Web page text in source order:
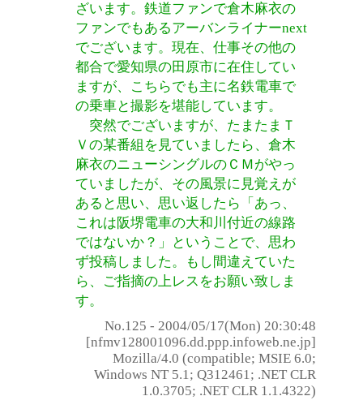
ざいます。鉄道ファンで倉木麻衣の
ファンでもあるアーバンライナーnext
でございます。現在、仕事その他の
都合で愛知県の田原市に在住してい
ますが、こちらでも主に名鉄電車で
の乗車と撮影を堪能しています。
突然でございますが、たまたまＴ
Ｖの某番組を見ていましたら、倉木
麻衣のニューシングルのＣＭがやっ
ていましたが、その風景に見覚えが
あると思い、思い返したら「あっ、
これは阪堺電車の大和川付近の線路
ではないか？」ということで、思わ
ず投稿しました。もし間違えていた
ら、ご指摘の上レスをお願い致しま
す。
No.125 - 2004/05/17(Mon) 20:30:48
[nfmv128001096.dd.ppp.infoweb.ne.jp]
Mozilla/4.0 (compatible; MSIE 6.0;
Windows NT 5.1; Q312461; .NET CLR
1.0.3705; .NET CLR 1.1.4322)